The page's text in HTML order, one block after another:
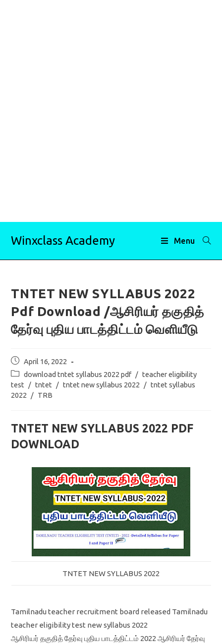
Winxclass Academy Menu
TNTET NEW SYLLABUS 2022
Pdf Download /ஆசிரியர் தகுதித்
தேர்வு புதிய பாடத்திட்டம் வெளியீடு
Post
published:
April 16, 2022
Post
category:
download tntet syllabus 2022 pdf / teacher eligibility
test / tntet / tntet new syllabus 2022 / tntet syllabus
2022 / TRB
TNTET NEW SYLLABUS 2022 PDF
DOWNLOAD
TNTET NEW SYLLABUS 2022
Tamilnadu teacher recruitment board released Tamilnadu
teacher eligibility test new syllabus 2022
ஆசிரியர் தகுதித் தேர்வு புதிய பாடத்திட்டம் 2022 ஆசிரியர் தேர்வு